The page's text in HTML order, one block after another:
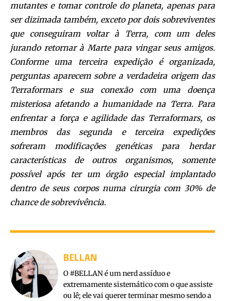
mutantes e tomar controle do planeta, apenas para
ser dizimada também, exceto por dois sobreviventes
que conseguiram voltar à Terra, com um deles
jurando retornar à Marte para vingar seus amigos.
Conforme uma terceira expedição é organizada,
perguntas aparecem sobre a verdadeira origem das
Terraformars e sua conexão com uma doença
misteriosa afetando a humanidade na Terra. Para
enfrentar a força e agilidade das Terraformars, os
membros das segunda e terceira expedições
sofreram modificações genéticas para herdar
características de outros organismos, somente
possível após ter um órgão especial implantado
dentro de seus corpos numa cirurgia com 30% de
chance de sobrevivência.
BELLAN
O #BELLAN é um nerd assíduo e
extremamente sistemático com o que assiste
ou lê; ele vai querer terminar mesmo sendo a